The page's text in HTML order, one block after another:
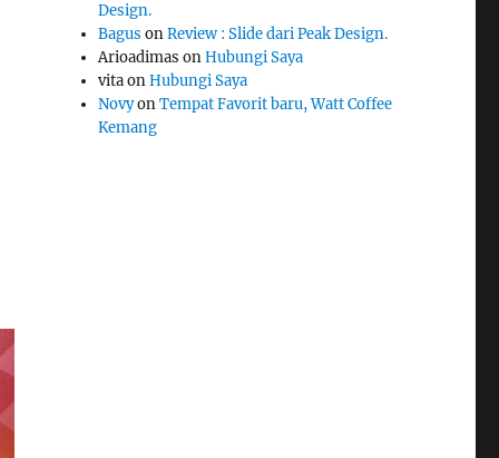
Design.
Bagus onReview : Slide dari Peak Design.
Arioadimas onHubungi Saya
vitaonHubungi Saya
NovyonTempat Favorit baru, Watt Coffee
Kemang